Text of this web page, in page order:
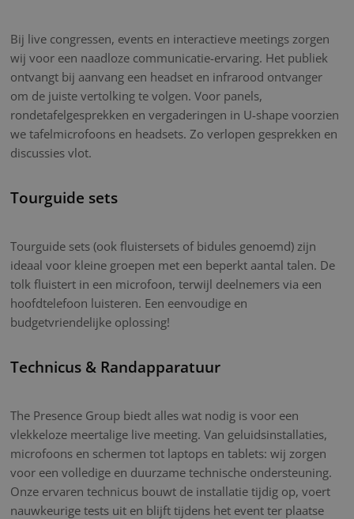
Bij live congressen, events en interactieve meetings zorgen
wij voor een naadloze communicatie-ervaring. Het publiek
ontvangt bij aanvang een headset en infrarood ontvanger
om de juiste vertolking te volgen. Voor panels,
rondetafelgesprekken en vergaderingen in U-shape voorzien
we tafelmicrofoons en headsets. Zo verlopen gesprekken en
discussies vlot.
Tourguide sets
Tourguide sets (ook fluistersets of bidules genoemd) zijn
ideaal voor kleine groepen met een beperkt aantal talen. De
tolk fluistert in een microfoon, terwijl deelnemers via een
hoofdtelefoon luisteren. Een eenvoudige en
budgetvriendelijke oplossing!
Technicus & Randapparatuur
The Presence Group biedt alles wat nodig is voor een
vlekkeloze meertalige live meeting. Van geluidsinstallaties,
microfoons en schermen tot laptops en tablets: wij zorgen
voor een volledige en duurzame technische ondersteuning.
Onze ervaren technicus bouwt de installatie tijdig op, voert
nauwkeurige tests uit en blijft tijdens het event ter plaatse